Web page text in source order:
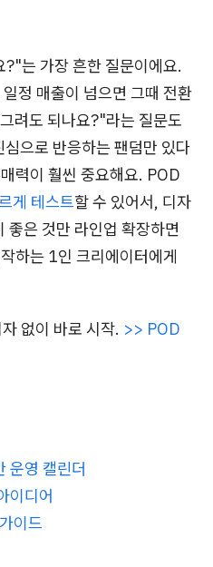
는 가장 흔한 질문이에요.
정 매출이 넘으면 그때 전환
려도 되나요?"라는 질문도
으로 반응하는 팬덤만 있다
력이 훨씬 중요해요. POD
게 테스트할 수 있어서, 디자
좋은 것만 라인업 확장하면
하는 1인 크리에이터에게
없이 바로 시작. >> POD
운영 캘린더
이디어
이드